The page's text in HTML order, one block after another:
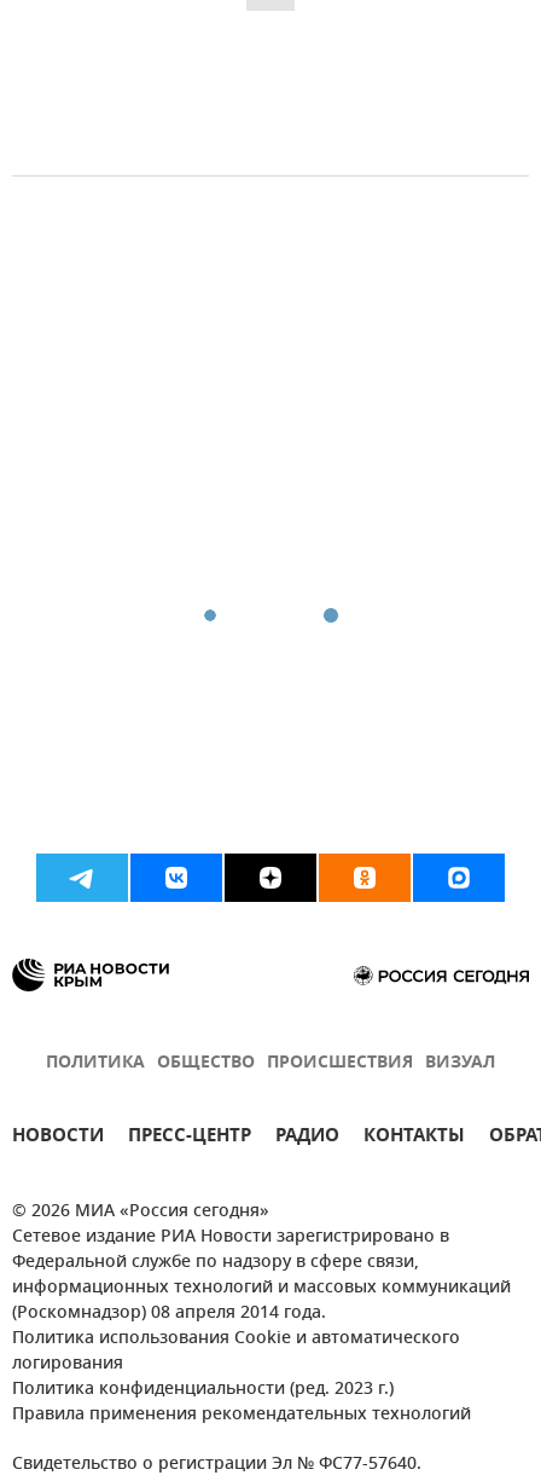
ПОЛИТИКА ОБЩЕСТВО ПРОИСШЕСТВИЯ ВИЗУАЛ
НОВОСТИ ПРЕСС-ЦЕНТР РАДИО КОНТАКТЫ
© 2026 МИА «Россия сегодня»
Сетевое издание РИА Новости зарегистрировано в
Федеральной службе по надзору в сфере связи,
информационных технологий и массовых коммуникаций
(Роскомнадзор) 08 апреля 2014 года.
Политика использования Cookie и автоматического
логирования
Политика конфиденциальности (ред. 2023 г.)
Правила применения рекомендательных технологий
Свидетельство о регистрации Эл № ФС77-57640.